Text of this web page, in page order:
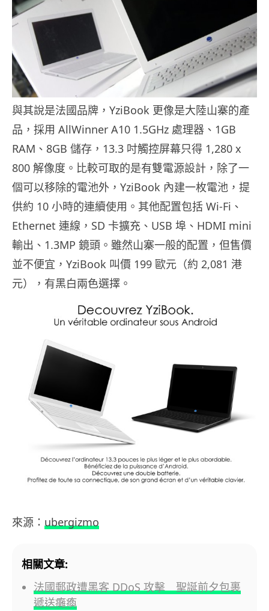
與其說是法國品牌，YziBook 更像是大陸山寨的產
品，採用 AllWinner A10 1.5GHz 處理器、1GB
RAM、8GB 儲存，13.3 吋觸控屏幕只得 1,280 x
800 解像度。比較可取的是有雙電源設計，除了一
個可以移除的電池外，YziBook 內建一枚電池，提
供約 10 小時的連續使用。其他配置包括 Wi-Fi、
Ethernet 連線，SD 卡擴充、USB 埠、HDMI mini
輸出、1.3MP 鏡頭。雖然山寨一般的配置，但售價
並不便宜，YziBook 叫價 199 歐元（約 2,081 港
元），有黑白兩色選擇。
來源： ubergizmo
相關文章:
法國郵政遭黑客 DDoS 攻擊 聖誕前夕包裹
遞送癱瘓